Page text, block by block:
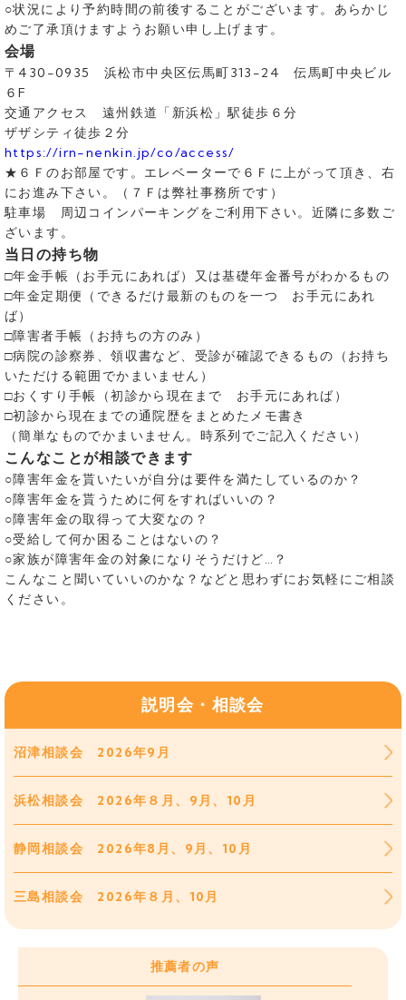
○状況により予約時間の前後することがございます。あらかじ
めご了承頂けますようお願い申し上げます。
会場
〒430-0935 浜松市中央区伝馬町313-24 伝馬町中央ビル
６F
交通アクセス 遠州鉄道「新浜松」駅徒歩６分
ザザシティ徒歩２分
https://irn-nenkin.jp/co/access/
★６Ｆのお部屋です。エレベーターで６Ｆに上がって頂き、右
にお進み下さい。（７Ｆは弊社事務所です）
駐車場 周辺コインパーキングをご利用下さい。近隣に多数ご
ざいます。
当日の持ち物
□年金手帳（お手元にあれば）又は基礎年金番号がわかるもの
□年金定期便（できるだけ最新のものを一つ お手元にあれ
ば）
□障害者手帳（お持ちの方のみ）
□病院の診察券、領収書など、受診が確認できるもの（お持ち
いただける範囲でかまいません）
□おくすり手帳（初診から現在まで お手元にあれば）
□初診から現在までの通院歴をまとめたメモ書き
（簡単なものでかまいません。時系列でご記入ください）
こんなことが相談できます
○障害年金を貰いたいが自分は要件を満たしているのか？
○障害年金を貰うために何をすればいいの？
○障害年金の取得って大変なの？
○受給して何か困ることはないの？
○家族が障害年金の対象になりそうだけど…？
こんなこと聞いていいのかな？などと思わずにお気軽にご相談
ください。
説明会・相談会
沼津相談会 2026年9月
浜松相談会 2026年８月、9月、10月
静岡相談会 2026年8月、9月、10月
三島相談会 2026年８月、10月
推薦者の声